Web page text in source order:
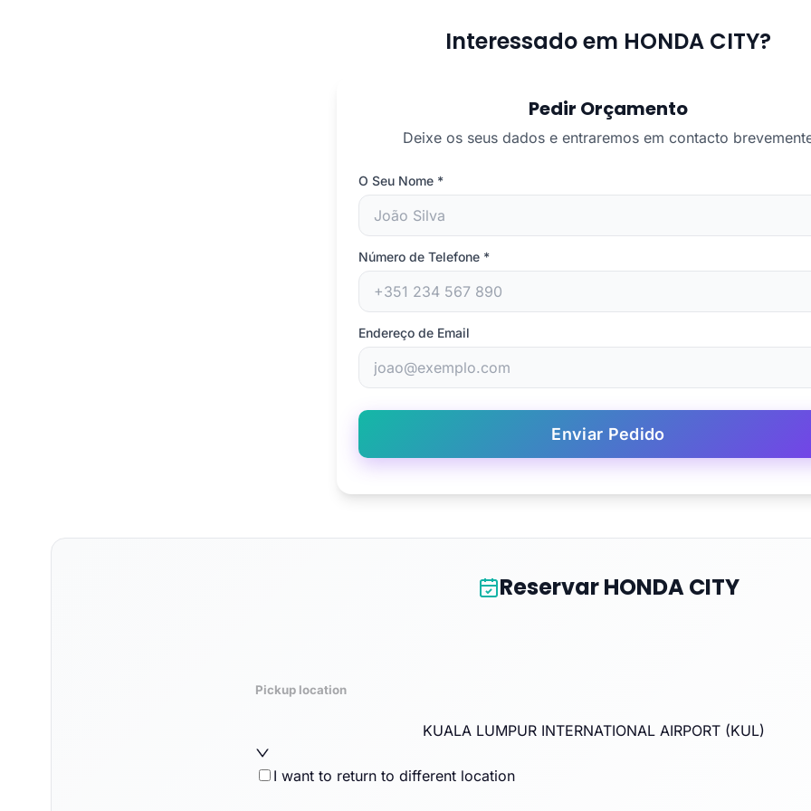
Interessado em HONDA CITY?
Pedir Orçamento
Deixe os seus dados e entraremos em contacto
O Seu Nome *
Número de Telefone *
Endereço de Email
Enviar Pedido
Reservar HONDA CITY